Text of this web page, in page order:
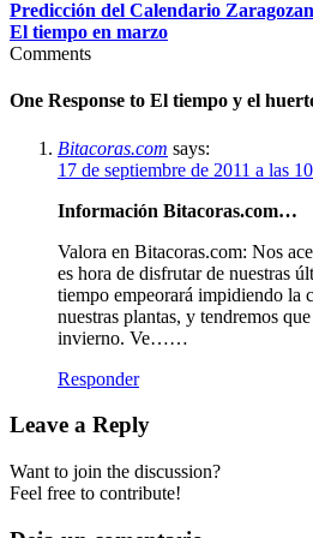
Predicción del Calendario
El tiempo en marzo
Comments
One Response to El tiempo y el
Bitacoras.com says:
17 de septiembre de 2011 a las
Información Bitacoras.com…
Valora en Bitacoras.com: Nos
es hora de disfrutar de nuestras
tiempo empeorará impidiendo la
nuestras plantas, y tendremos
invierno. Ve……
Responder
Leave a Reply
Want to join the discussion?
Feel free to contribute!